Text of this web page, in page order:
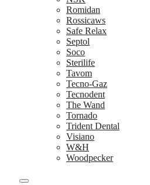
Romidan
Rossicaws
Safe Relax
Septol
Soco
Sterilife
Tavom
Tecno-Gaz
Tecnodent
The Wand
Tornado
Trident Dental
Visiano
W&H
Woodpecker